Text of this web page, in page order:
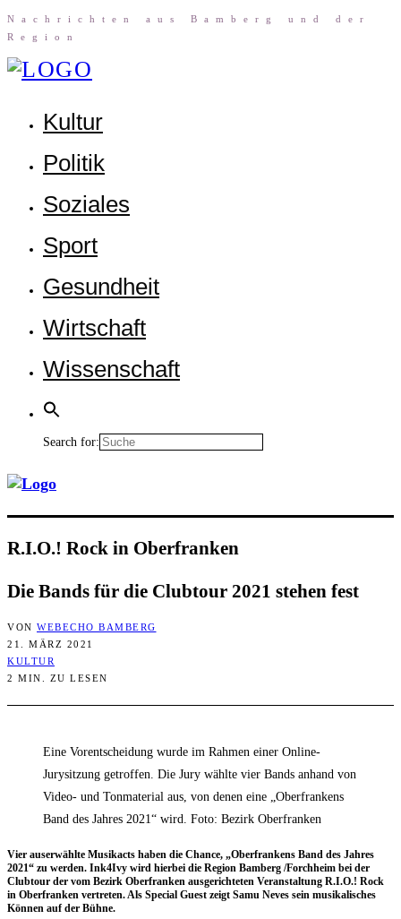
Nach­rich­ten aus Bam­berg und der
Region
Kul­tur
Poli­tik
Sozia­les
Sport
Gesund­heit
Wirt­schaft
Wis­sen­schaft
Search for:
R.I.O.! Rock in Oberfranken
Die Bands für die Club­tour 2021 ste­hen fest
VON WEBECHO BAMBERG
21. MÄRZ 2021
KULTUR
2 MIN. ZU LESEN
Eine Vorentscheidung wurde im Rahmen einer Online-
Jurysitzung getroffen. Die Jury wählte vier Bands anhand von
Video- und Tonmaterial aus, von denen eine „Oberfrankens
Band des Jahres 2021“ wird. Foto: Bezirk Oberfranken
Vier aus­er­wähl­te Musi­kacts haben die Chan­ce, „Ober­fran­kens Band des Jah­res
2021“ zu wer­den. Ink4Ivy wird hier­bei die Regi­on Bam­berg /​Forch­heim bei der
Club­tour der vom Bezirk Ober­fran­ken aus­ge­rich­te­ten Ver­an­stal­tung R.I.O.! Rock
in Ober­fran­ken ver­tre­ten. Als Spe­cial Guest zeigt Samu Neves sein musi­ka­li­sches
Kön­nen auf der Bühne.